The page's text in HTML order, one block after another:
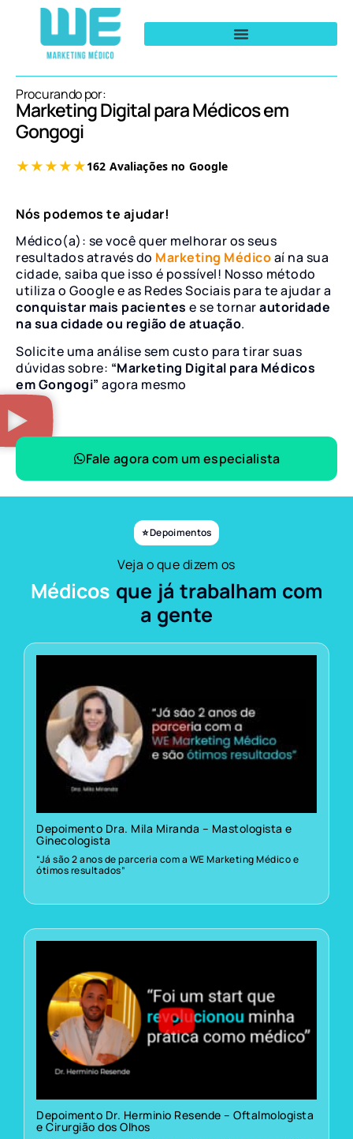
Procurando por:
Marketing Digital para Médicos em
Gongogi
Nós podemos te ajudar!
Médico(a): se você quer melhorar os seus
resultados através do Marketing Médicoaí na sua
cidade, saiba que isso é possível! Nosso método
utiliza o Google e as Redes Sociais para te ajudar a
conquistar mais pacientes e se tornarautoridade
na sua cidade ou região de atuação.
Solicite uma análise sem custo para tirar suas
dúvidas sobre: “Marketing Digital para Médicos
em Gongogi” agora mesmo
Fale agora com um especialista
⭐ Depoimentos
Veja o que dizem os
Médicos que já trabalham com
a gente
Depoimento Dra. Mila Miranda – Mastologista e
Ginecologista
“Já são 2 anos de parceria com a WE Marketing Médico e
ótimos resultados”
Depoimento Dr. Herminio Resende – Oftalmologista
e Cirurgião dos Olhos